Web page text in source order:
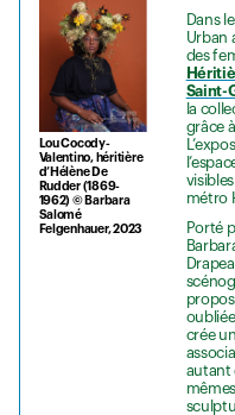
Lou Cocody-
Valentino, héritière
d’Hélène De
Rudder (1869-
1962) © Barbara
Salomé
Felgenhauer, 2023
Dans
Urban
des
Saint-
la
grâce à
métro
Porté
crée
autant